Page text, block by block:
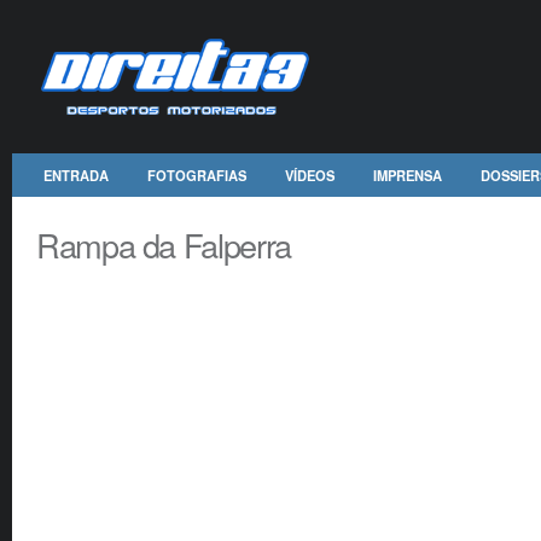
ENTRADA FOTOGRAFIAS VÍDEOS IMPRENSA
Rampa da Falperra